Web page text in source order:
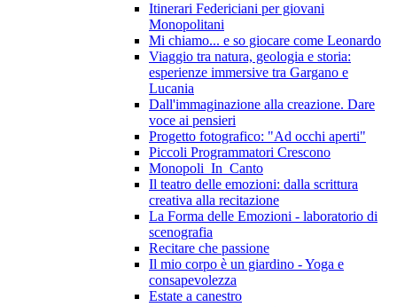
Itinerari Federiciani per giovani
Monopolitani
Mi chiamo... e so giocare come Leonardo
Viaggio tra natura, geologia e storia:
esperienze immersive tra Gargano e
Lucania
Dall'immaginazione alla creazione. Dare
voce ai pensieri
Progetto fotografico: "Ad occhi aperti"
Piccoli Programmatori Crescono
Monopoli_In_Canto
Il teatro delle emozioni: dalla scrittura
creativa alla recitazione
La Forma delle Emozioni - laboratorio di
scenografia
Recitare che passione
Il mio corpo è un giardino - Yoga e
consapevolezza
Estate a canestro